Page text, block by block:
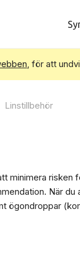
, för att
Linstillbehör
minimera
När
ögondroppar